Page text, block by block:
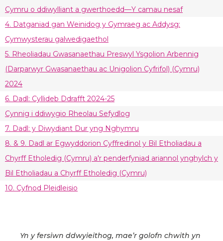
Cymru o ddiwylliant a gwerthoedd—Y camau nesaf
4. Datganiad gan Weinidog y Gymraeg ac Addysg:
Cymwysterau galwedigaethol
5. Rheoliadau Gwasanaethau Preswyl Ysgolion Arbennig
(Darparwyr Gwasanaethau ac Unigolion Cyfrifol) (Cymru)
2024
6. Dadl: Cyllideb Ddrafft 2024-25
Cynnig i ddiwygio Rheolau Sefydlog
7. Dadl: y Diwydiant Dur yng Nghymru
8. & 9. Dadl ar Egwyddorion Cyffredinol y Bil Etholiadau a
Chyrff Etholedig (Cymru) a'r penderfyniad ariannol ynghylch y
Bil Etholiadau a Chyrff Etholedig (Cymru)
10. Cyfnod Pleidleisio
Yn y fersiwn ddwyieithog, mae’r golofn chwith yn